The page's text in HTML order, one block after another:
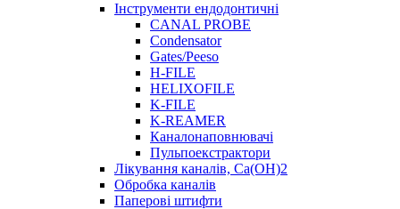
Інструменти ендодонтичні
CANAL PROBE
Condensator
Gates/Peeso
H-FILE
HELIXOFILE
K-FILE
K-REAMER
Каналонаповнювачі
Пульпоекстрактори
Лікування каналів, Ca(OH)2
Обробка каналів
Паперові штифти